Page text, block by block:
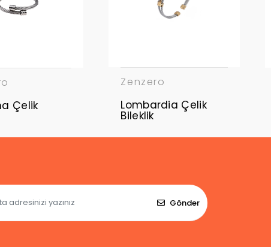
Çelik
Zenzero
Lombardia Çelik
Bileklik
Gönder